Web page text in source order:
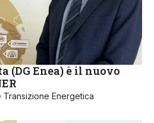
(DG Enea) è il nuovo
Transizione Energetica